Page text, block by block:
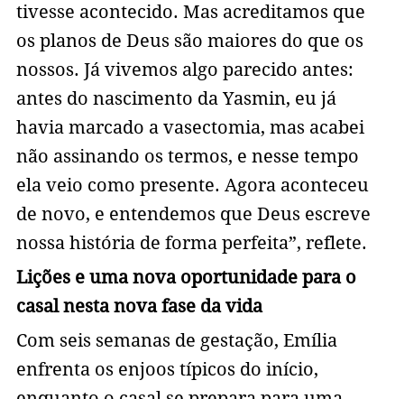
tivesse acontecido. Mas acreditamos que
os planos de Deus são maiores do que os
nossos. Já vivemos algo parecido antes:
antes do nascimento da Yasmin, eu já
havia marcado a vasectomia, mas acabei
não assinando os termos, e nesse tempo
ela veio como presente. Agora aconteceu
de novo, e entendemos que Deus escreve
nossa história de forma perfeita”, reflete.
Lições e uma nova oportunidade para o
casal nesta nova fase da vida
Com seis semanas de gestação, Emília
enfrenta os enjoos típicos do início,